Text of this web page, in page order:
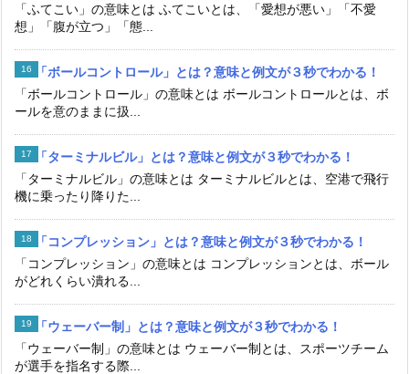
「ふてこい」の意味とは ふてこいとは、「愛想が悪い」「不愛
想」「腹が立つ」「態...
「ボールコントロール」とは？意味と例文が３秒でわかる！
「ボールコントロール」の意味とは ボールコントロールとは、ボ
ールを意のままに扱...
「ターミナルビル」とは？意味と例文が３秒でわかる！
「ターミナルビル」の意味とは ターミナルビルとは、空港で飛行
機に乗ったり降りた...
「コンプレッション」とは？意味と例文が３秒でわかる！
「コンプレッション」の意味とは コンプレッションとは、ボール
がどれくらい潰れる...
「ウェーバー制」とは？意味と例文が３秒でわかる！
「ウェーバー制」の意味とは ウェーバー制とは、スポーツチーム
が選手を指名する際...